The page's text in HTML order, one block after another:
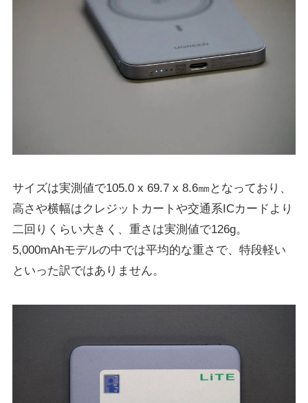
サイズは実測値で105.0 x 69.7 x 8.6㎜となっており、
高さや横幅はクレジットカートや交通系ICカードより
二回りくらい大きく、重さは実測値で126g。
5,000mAhモデルの中では平均的な重さで、特段軽い
といった訳ではありません。